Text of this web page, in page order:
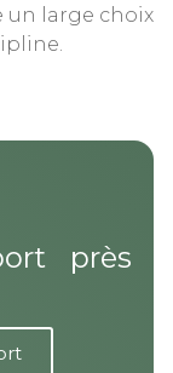
un large choix
près